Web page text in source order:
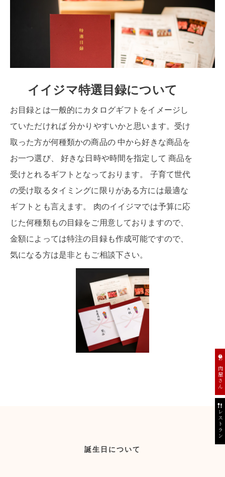
イイジマ特選目録について
お目録とは一般的にカタログギフトをイメージし
ていただければ 分かりやすいかと思います。受け
取った方が何種類かの商品の 中から好きな商品を
お一つ選び、 好きな日時や時間を指定して 商品を
受けとれるギフトとなっております。 子育て世代
の受け取るタイミングに限りがある方には最適な
ギフトとも言えます。 肉のイイジマでは予算に応
じた何種類もの目録をご用意しておりますので、
金額によっては特注の目録も作成可能ですので、
気になる方は是非ともご相談下さい。
誕生日について
お肉屋さん
レストラン